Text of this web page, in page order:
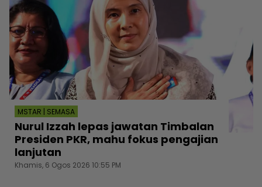
MSTAR | SEMASA
Nurul Izzah lepas jawatan Timbalan
Presiden PKR, mahu fokus pengajian
lanjutan
Khamis, 6 Ogos 2026 10:55 PM